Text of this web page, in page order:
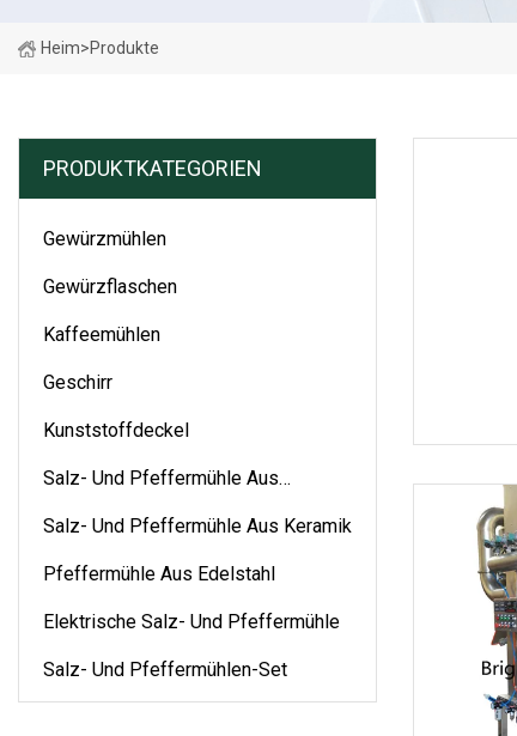
Heim>Produkte
PRODUKTKATEGORIEN
Gewürzmühlen
Gewürzflaschen
Kaffeemühlen
Geschirr
Kunststoffdeckel
Salz- Und Pfeffermühle Aus
Salz- Und Pfeffermühle Aus Keramik
Pfeffermühle Aus Edelstahl
Elektrische Salz- Und Pfeffermühle
Salz- Und Pfeffermühlen-Set